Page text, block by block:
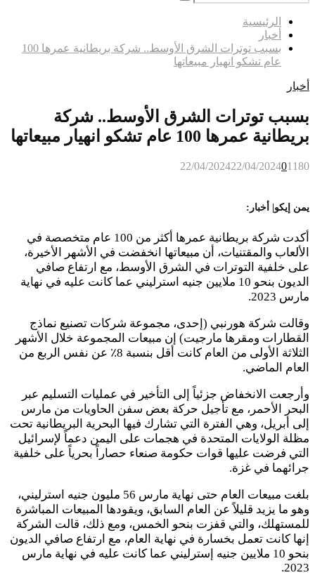
for:
Search
الرئيسية
أخبار
بسبب توترات الشرق الأوسط.. شركة بريطانية عمرها 100
عام تشكو انهيار مبيعاتها
أخبار
بسبب توترات الشرق الأوسط.. شركة
بريطانية عمرها 100 عام تشكو انهيار مبيعاتها
22/04/202422/04/202401180
يمن إيكو| أخبار:
أكدت شركة بريطانية عمرها أكثر من 100 عام متخصصة في
الألعاب والمقتنيات، أن مبيعاتها انخفضت في الأشهر الأخيرة،
على خلفية التوترات في الشرق الأوسط، مع ارتفاع صافي
الديون بنحو 10 ملايين جنيه استرليني عما كانت عليه في نهاية
مارس 2023.
وقالت شركة هورنبي (إحدى، مجموعة شركات تصنيع نماذج
القطارات ومقرها مارجيت) إن مبيعات المجموعة خلال الأشهر
الثلاثة الأولى من العام كانت أقل بنسبة 8٪ عن نفس الربع من
العام الماضي.
وأرجعت الانخفاض جزئياً إلى التأخير في عمليات التسليم عبر
البحر الأحمر، مع تأجيل حركة بعض سفن الحاويات من مارس
إلى أبريل، وهي الفترة التي تشارك فيها البحرية البريطانية تحت
مظلة الولايات المتحدة في هجمات على اليمن دعماً لإسرائيل
التي فرضت عليها قوات حكومة صنعاء حصاراً بحرياً على خلفية
جرائهما في غزة.
بلغت مبيعات العام حتى نهاية مارس 56 مليون جنيه استرليني،
وهو ما يزيد قليلاً عن العام السابق، ويقودها المبيعات المباشرة
للمستهلك، والتي قفزت بنحو الخمس، ومع ذلك، قالت الشركة
إنها كانت تعمل بخسارة في نهاية العام، مع ارتفاع صافي الديون
بنحو 10 ملايين جنيه إسترليني عما كانت عليه في نهاية مارس
2023.